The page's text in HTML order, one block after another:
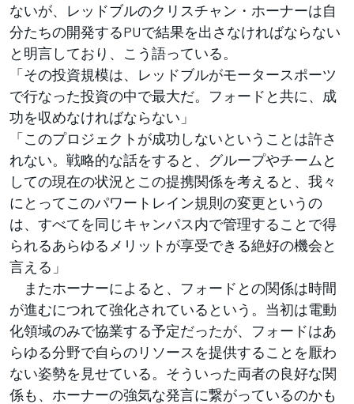
ないが、レッドブルのクリスチャン・ホーナーは自
分たちの開発するPUで結果を出さなければならない
と明言しており、こう語っている。
「その投資規模は、レッドブルがモータースポーツ
で行なった投資の中で最大だ。フォードと共に、成
功を収めなければならない」
「このプロジェクトが成功しないということは許さ
れない。戦略的な話をすると、グループやチームと
しての現在の状況とこの提携関係を考えると、我々
にとってこのパワートレイン規則の変更というの
は、すべてを同じキャンパス内で管理することで得
られるあらゆるメリットが享受できる絶好の機会と
言える」
またホーナーによると、フォードとの関係は時間
が進むにつれて強化されているという。当初は電動
化領域のみで協業する予定だったが、フォードはあ
らゆる分野で自らのリソースを提供することを厭わ
ない姿勢を見せている。そういった両者の良好な関
係も、ホーナーの強気な発言に繋がっているのかも